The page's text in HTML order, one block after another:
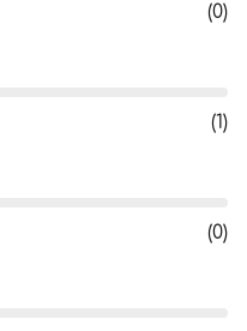
(0)
(1)
(0)